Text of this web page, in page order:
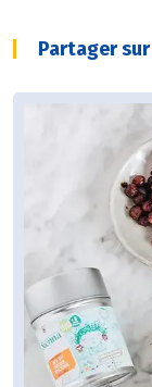
Partager sur